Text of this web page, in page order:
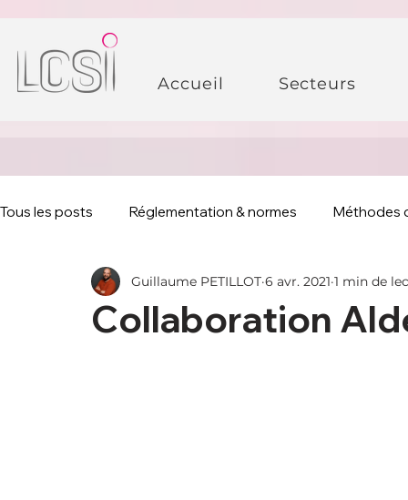
Accueil Secteurs
Tous les posts Réglementation & normes Méthodes
Collaboration
Guillaume PETILLOT 6 avr. 2021 1 min de